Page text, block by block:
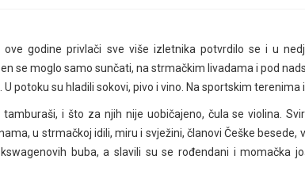
godine privlači sve više izletnika potvrdilo se i u
se moglo samo sunčati, na strmačkim livadama i pod
potoku su hladili sokovi, pivo i vino. Na sportskim terenima
i što za njih nije uobičajeno, čula se violina.
u strmačkoj idili, miru i svježini, članovi Češke besede,
buba, a slavili su se rođendani i momačka